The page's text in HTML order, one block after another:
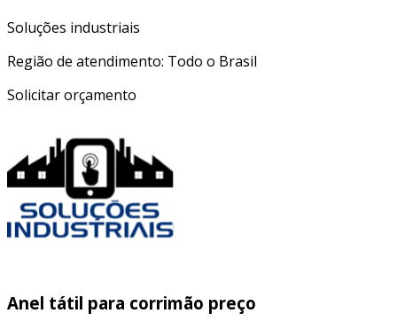
Soluções industriais
Região de atendimento: Todo o Brasil
Solicitar orçamento
Anel tátil para corrimão preço